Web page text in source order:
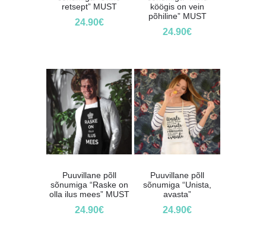
retsept” MUST
24.90€
köögis on vein
põhiline” MUST
24.90€
Puuvillane põll
sõnumiga “Raske on
olla ilus mees” MUST
24.90€
Puuvillane põll
sõnumiga “Unista,
avasta”
24.90€